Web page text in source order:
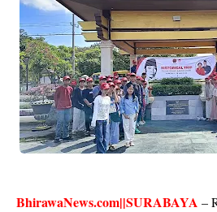
BhirawaNews.com||SURABAYA –